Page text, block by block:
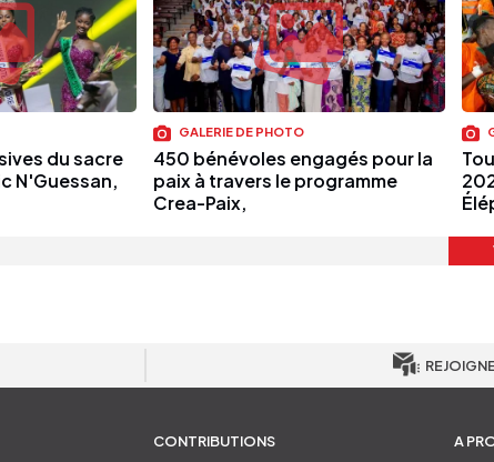
du sacre
N'Guessan,
GALERIE DE PHOTO
450 bénévoles engagés pour la
paix à travers le programme
Crea-Paix,
CONTRIBUTIONS A